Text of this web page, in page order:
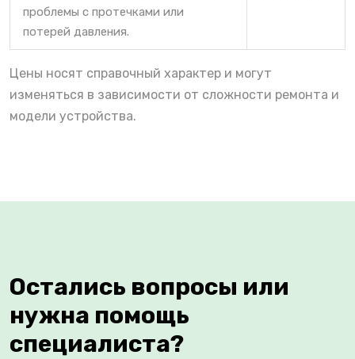
проблемы с протечками или
потерей давления.
Цены носят справочный характер и могут
изменяться в зависимости от сложности ремонта и
модели устройства.
Остались вопросы или
нужна помощь
специалиста?